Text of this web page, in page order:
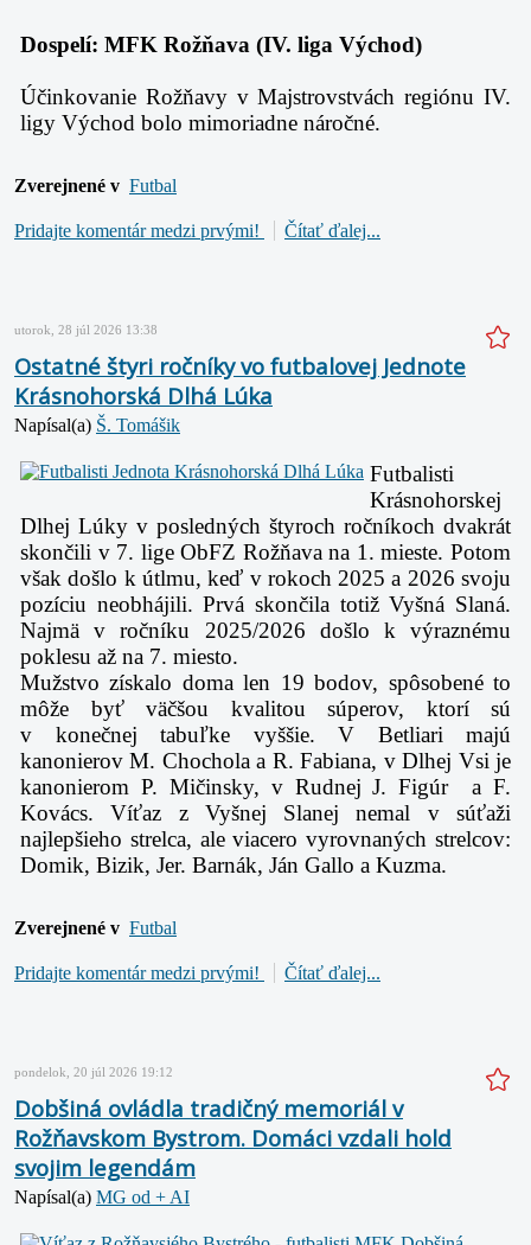
Dospelí: MFK Rožňava (IV. liga Východ)
Účinkovanie Rožňavy v Majstrovstvách regiónu IV.
ligy Východ bolo mimoriadne náročné.
Zverejnené v Futbal
Pridajte komentár medzi prvými! Čítať ďalej...
utorok, 28 júl 2026 13:38
Ostatné štyri ročníky vo futbalovej Jednote
Krásnohorská Dlhá Lúka
Napísal(a) Š. Tomášik
Futbalisti
Krásnohorskej
Dlhej Lúky v posledných štyroch ročníkoch dvakrát
skončili v 7. lige ObFZ Rožňava na 1. mieste. Potom
však došlo k útlmu, keď v rokoch 2025 a 2026 svoju
pozíciu neobhájili. Prvá skončila totiž Vyšná Slaná.
Najmä v ročníku 2025/2026 došlo k výraznému
poklesu až na 7. miesto.
Mužstvo získalo doma len 19 bodov, spôsobené to
môže byť väčšou kvalitou súperov, ktorí sú
v konečnej tabuľke vyššie. V Betliari majú
kanonierov M. Chochola a R. Fabiana, v Dlhej Vsi je
kanonierom P. Mičinsky, v Rudnej J. Figúr a F.
Kovács. Víťaz z Vyšnej Slanej nemal v súťaži
najlepšieho strelca, ale viacero vyrovnaných strelcov:
Domik, Bizik, Jer. Barnák, Ján Gallo a Kuzma.
Zverejnené v Futbal
Pridajte komentár medzi prvými! Čítať ďalej...
pondelok, 20 júl 2026 19:12
Dobšiná ovládla tradičný memoriál v
Rožňavskom Bystrom. Domáci vzdali hold
svojim legendám
Napísal(a) MG od + AI